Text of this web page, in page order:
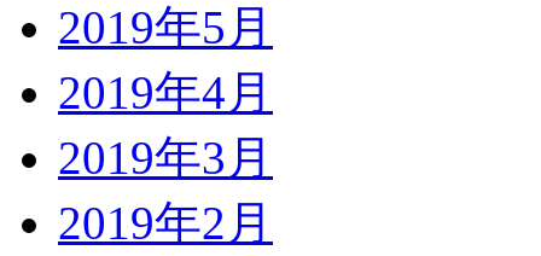
2019年5月
2019年4月
2019年3月
2019年2月